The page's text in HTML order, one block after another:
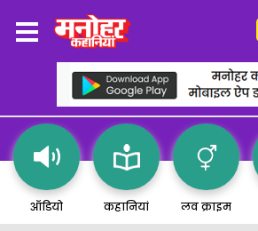
ऑडियो कहानियां लव क्राइम